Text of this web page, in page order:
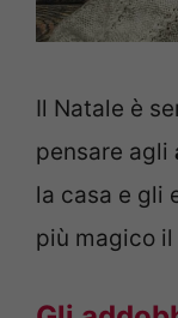
Il Natale è
pensare agli
la casa e gli
più magico